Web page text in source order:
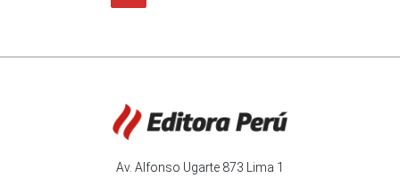
Av. Alfonso Ugarte 873 Lima 1